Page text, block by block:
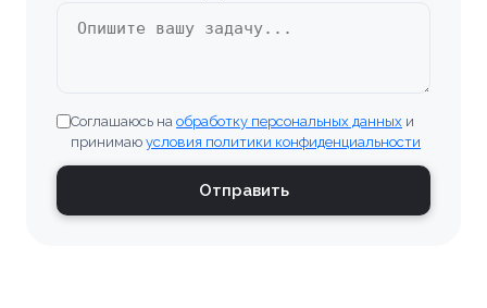
Соглашаюсь на обработку персональных данных и
принимаю условия политики конфиденциальности
Отправить